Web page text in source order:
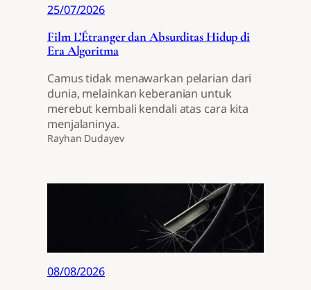
25/07/2026
Film L’Étranger dan Absurditas Hidup di
Era Algoritma
Camus tidak menawarkan pelarian dari
dunia, melainkan keberanian untuk
merebut kembali kendali atas cara kita
menjalaninya.
Rayhan Dudayev
08/08/2026